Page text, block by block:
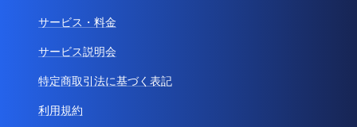
サービス・料金
サービス説明会
特定商取引法に基づく表記
利用規約